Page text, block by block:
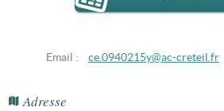
Email : ce.0940215y@ac-creteil.fr
Adresse